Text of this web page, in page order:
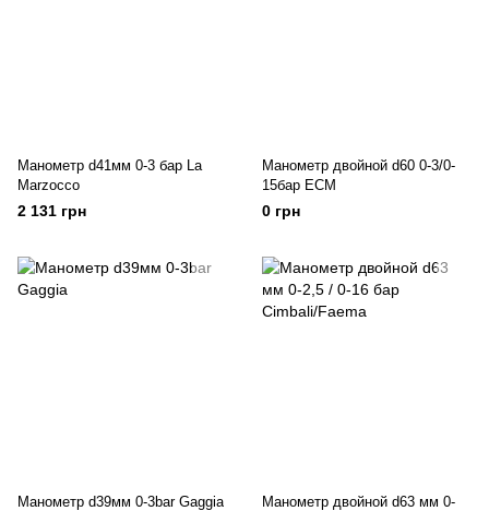
Манометр d41мм 0-3 бар La
Marzocco
2 131 грн
Манометр двойной d60 0-3/0-
15бар ЕСМ
0 грн
Манометр d39мм 0-3bar Gaggia
Манометр двойной d63 мм 0-